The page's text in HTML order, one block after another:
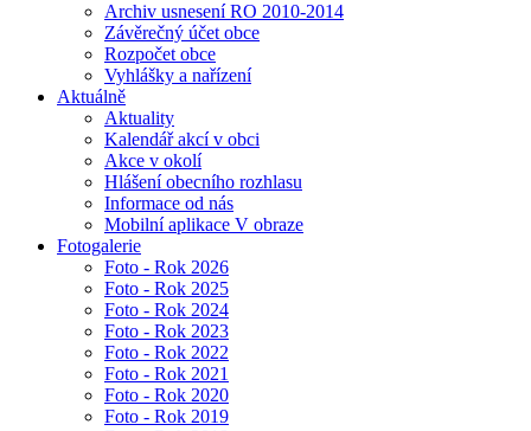
Archiv usnesení RO 2010-2014
Závěrečný účet obce
Rozpočet obce
Vyhlášky a nařízení
Aktuálně
Aktuality
Kalendář akcí v obci
Akce v okolí
Hlášení obecního rozhlasu
Informace od nás
Mobilní aplikace V obraze
Fotogalerie
Foto - Rok 2026
Foto - Rok 2025
Foto - Rok 2024
Foto - Rok 2023
Foto - Rok 2022
Foto - Rok 2021
Foto - Rok 2020
Foto - Rok 2019